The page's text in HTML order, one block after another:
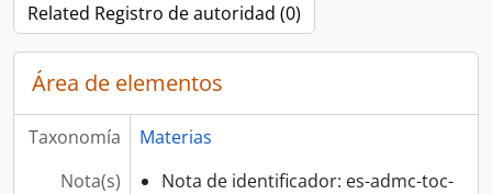
Related Registro de autoridad (0)
Área de elementos
Taxonomía
Materias
Nota(s)
Nota de identificador: es-admc-toc-